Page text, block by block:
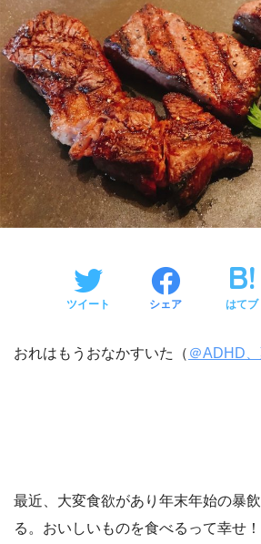
ツイート シェア はてブ
おれはもうおなかすいた（ ＠ADHD
最近、大変食欲があり年末年始の暴
る。おいしいものを食べるって幸せ！